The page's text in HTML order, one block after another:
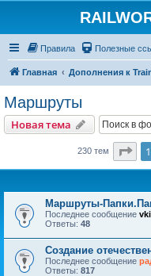
Правила Полезные
Главная Дополнения к
Маршруты
Новая тема
230 тем 1
Маршруты-
Последнее сообщение
Ответы: 48
Создание
Последнее сообщение
Ответы: 817